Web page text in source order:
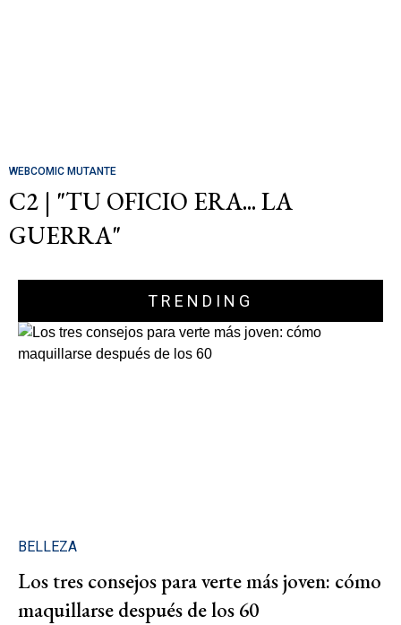
WEBCOMIC MUTANTE
C2 | "TU OFICIO ERA... LA
GUERRA"
TRENDING
BELLEZA
Los tres consejos para verte más joven: cómo
maquillarse después de los 60